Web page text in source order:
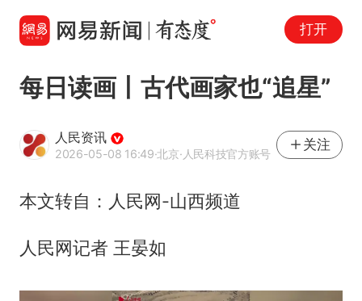
打开
每日读画丨古代画家也“追星”
人民资讯
2026-05-08 16:49·北京·人民科技官方账号
关注
本文转自：人民网-山西频道
人民网记者 王晏如